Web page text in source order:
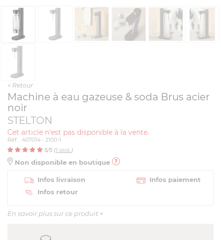
< Retour
Machine à eau gazeuse & soda Brus acier
noir
STELTON
Cet article n'est pas disponible à la vente.
Réf. : 407014 - 2100-1
5/5 (1 avis )
Non disponible en boutique
Infos livraison
Infos paiement
Infos retour
En savoir plus sur ce produit +